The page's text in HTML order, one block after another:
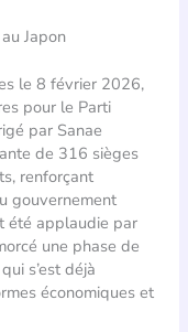
Japon
le 8 février 2026,
pour le Parti
par Sanae
de 316 sièges
renforçant
gouvernement
été applaudie par
une phase de
s’est déjà
économiques et